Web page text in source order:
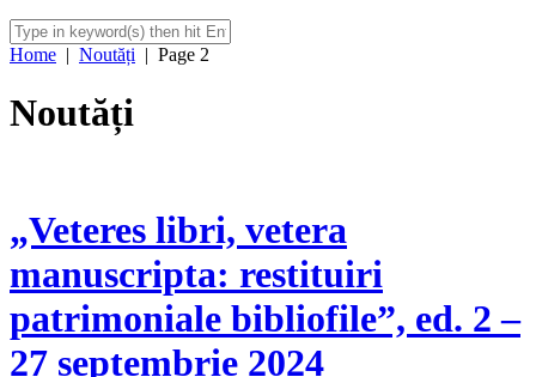
Home | Noutăți | Page 2
Noutăți
„Veteres libri, vetera
manuscripta: restituiri
patrimoniale bibliofile”, ed. 2 –
27 septembrie 2024